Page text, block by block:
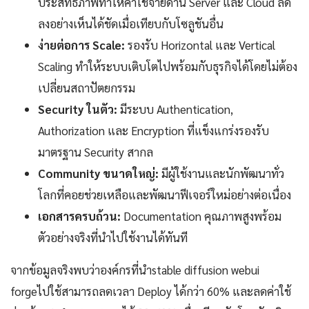
ลงอย่างเห็นได้ชัดเมื่อเทียบกับโซลูชันอื่น
ง่ายต่อการ Scale: รองรับ Horizontal และ Vertical
Scaling ทำให้ระบบเติบโตไปพร้อมกับธุรกิจได้โดยไม่ต้อง
เปลี่ยนสถาปัตยกรรม
Security ในตัว: มีระบบ Authentication,
Authorization และ Encryption ที่แข็งแกร่งรองรับ
มาตรฐาน Security สากล
Community ขนาดใหญ่: มีผู้ใช้งานและนักพัฒนาทั่ว
โลกที่คอยช่วยเหลือและพัฒนาฟีเจอร์ใหม่อย่างต่อเนื่อง
เอกสารครบถ้วน: Documentation คุณภาพสูงพร้อม
ตัวอย่างจริงที่นำไปใช้งานได้ทันที
จากข้อมูลจริงพบว่าองค์กรที่นำstable diffusion webui
forgeไปใช้สามารถลดเวลา Deploy ได้กว่า 60% และลดค่าใช้